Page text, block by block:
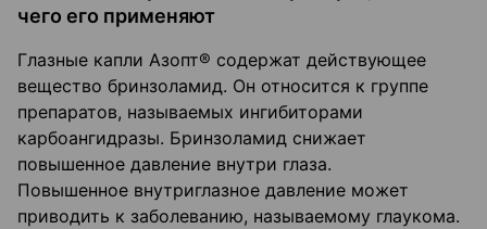
чего его применяют
Глазные капли Азопт® содержат действующее
вещество бринзоламид. Он относится к группе
препаратов, называемых ингибиторами
карбоангидразы. Бринзоламид снижает
повышенное давление внутри глаза.
Повышенное внутриглазное давление может
приводить к заболеванию, называемому глаукома.